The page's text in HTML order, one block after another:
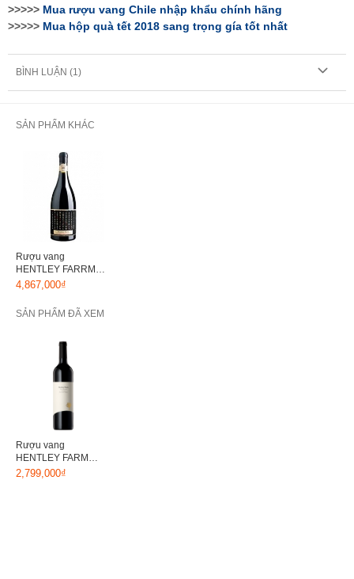
>>>>> Mua rượu vang Chile nhập khẩu chính hãng
>>>>> Mua hộp quà tết 2018 sang trọng gía tốt nhất
BÌNH LUẬN (1)
SẢN PHẨM KHÁC
Rượu vang
HENTLEY FARRM
CLOS OTTO 2010
4,867,000₫
SẢN PHẨM ĐÃ XEM
Rượu vang
HENTLEY FARM
BEAST SHIRAZ 2010
2,799,000₫